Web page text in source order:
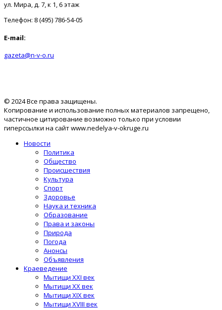
ул. Мира, д. 7, к 1, 6 этаж
Телефон: 8 (495) 786-54-05
E-mail:
gazeta@n-v-o.ru
© 2024 Все права защищены.
Копирование и использование полных материалов запрещено,
частичное цитирование возможно только при условии
гиперссылки на сайт www.nedelya-v-okruge.ru
Новости
Политика
Общество
Происшествия
Культура
Спорт
Здоровье
Наука и техника
Образование
Права и законы
Природа
Погода
Анонсы
Объявления
Краеведение
Мытищи XXI век
Мытищи XX век
Мытищи XIX век
Мытищи XVIII век